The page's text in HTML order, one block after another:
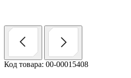
Код товара: 00-00015408